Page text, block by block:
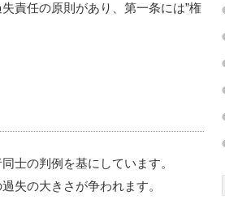
責任の原則があり、第一条には”権
士の判例を基にしています。
失の大きさが争われます。